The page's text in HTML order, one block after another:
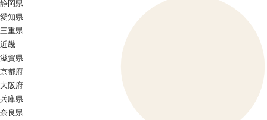
静岡県
愛知県
三重県
近畿
滋賀県
京都府
大阪府
兵庫県
奈良県